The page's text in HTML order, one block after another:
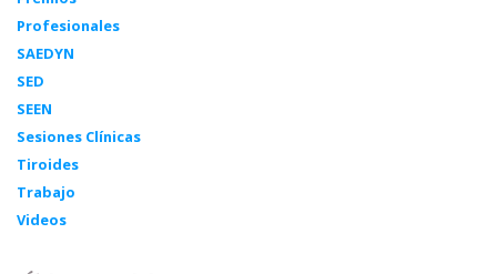
Profesionales
SAEDYN
SED
SEEN
Sesiones Clínicas
Tiroides
Trabajo
Videos